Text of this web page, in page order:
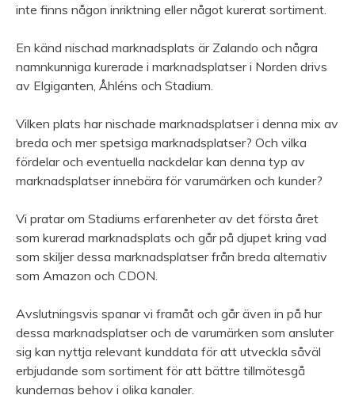
inte finns någon inriktning eller något kurerat sortiment.
En känd nischad marknadsplats är Zalando och några
namnkunniga kurerade i marknadsplatser i Norden drivs
av Elgiganten, Åhléns och Stadium.
Vilken plats har nischade marknadsplatser i denna mix av
breda och mer spetsiga marknadsplatser? Och vilka
fördelar och eventuella nackdelar kan denna typ av
marknadsplatser innebära för varumärken och kunder?
Vi pratar om Stadiums erfarenheter av det första året
som kurerad marknadsplats och går på djupet kring vad
som skiljer dessa marknadsplatser från breda alternativ
som Amazon och CDON.
Avslutningsvis spanar vi framåt och går även in på hur
dessa marknadsplatser och de varumärken som ansluter
sig kan nyttja relevant kunddata för att utveckla såväl
erbjudande som sortiment för att bättre tillmötesgå
kundernas behov i olika kanaler.